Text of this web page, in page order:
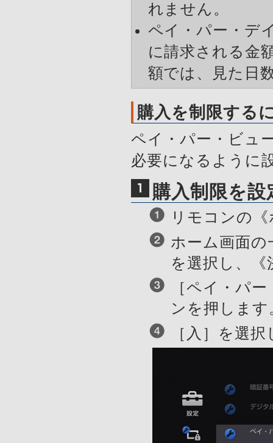
れません。
ペイ・パー・デ
に請求される金
額では、見た日
購入を制限する
ペイ・パー・ビュ
必要になるように
購入制限を設
リモコンの
ホーム画面の
を選択し、
［ペイ・パ
ンを押します
［入］を選